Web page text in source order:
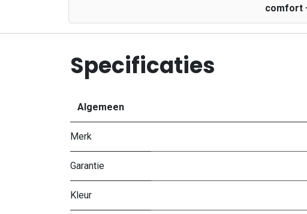
comfort
Specificaties
Algemeen
Merk
Garantie
Kleur